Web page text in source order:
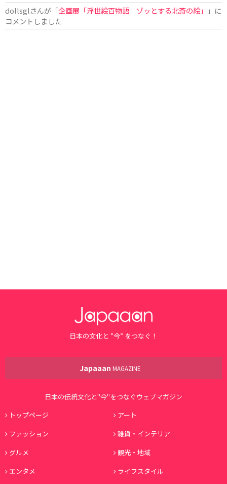
dollsglさんが「企画展「浮世絵百物語 ゾッとする北斎の絵」
」に
コメントしました
日本の文化と ”今” をつなぐ！
Japaaan MAGAZINE
日本の伝統文化と"今"をつなぐウェブマガジン
トップページ
アート
ファッション
雑貨・インテリア
グルメ
観光・地域
エンタメ
ライフスタイル